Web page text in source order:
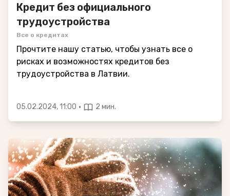
Кредит без официального
трудоустройства
Все о кредитах
Прочтите нашу статью, чтобы узнать все о
рисках и возможностях кредитов без
трудоустройства в Латвии.
05.02.2024, 11:00 · 2 мин.